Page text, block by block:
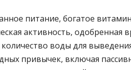
питание, богатое
активность, одобренная
воды для
привычек, включая